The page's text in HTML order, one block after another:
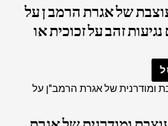
מעוצבת של אגרת הרמב ן על
זהב על זכוכית או